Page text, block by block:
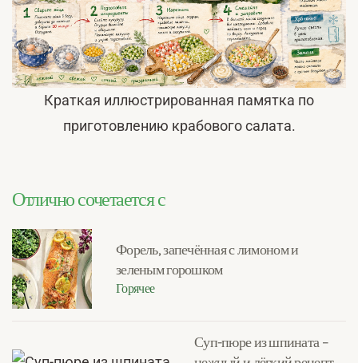
Краткая иллюстрированная памятка по
приготовлению крабового салата.
Отлично сочетается с
Форель, запечённая с лимоном и
зеленым горошком
Горячее
Суп-пюре из шпината –